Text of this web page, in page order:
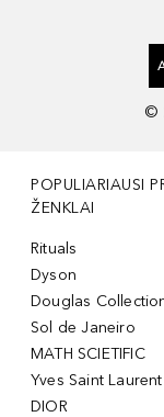
©
POPULIARIAUSI
ŽENKLAI
Rituals
Dyson
Douglas
Sol de Janeiro
MATH SCIETIFIC
Yves Saint Laurent
DIOR